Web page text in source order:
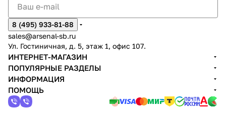
8 (495) 933-81-88
sales@arsenal-sb.ru
Ул. Гостиничная, д. 5, этаж 1, офис 107.
ИНТЕРНЕТ-МАГАЗИН
ПОПУЛЯРНЫЕ РАЗДЕЛЫ
ИНФОРМАЦИЯ
ПОМОЩЬ